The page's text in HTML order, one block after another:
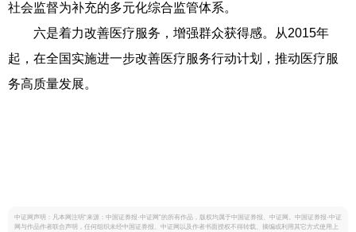
社会监督为补充的多元化综合监管体系。
六是着力改善医疗服务，增强群众获得感。从2015年
起，在全国实施进一步改善医疗服务行动计划，推动医疗服
务高质量发展。
中证网声明：凡本网注明“来源：中国证券报·中证网”的所有作品，版权均属于中国证券报、中证网。中国证券报·中证
网与作品作者联合声明，任何组织未经中国证券报、中证网以及作者书面授权不得转载、摘编或利用其它方式使用上